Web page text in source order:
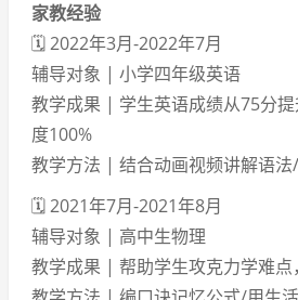
家教经验
🗓️ 2022年3月-2022年7月
辅导对象 | 小学四年级英语
教学成果 | 学生英语成绩从75分
度100%
教学方法 | 结合动画视频讲解语
🗓️ 2021年7月-2021年8月
辅导对象 | 高中生物理
教学成果 | 帮助学生攻克力学难